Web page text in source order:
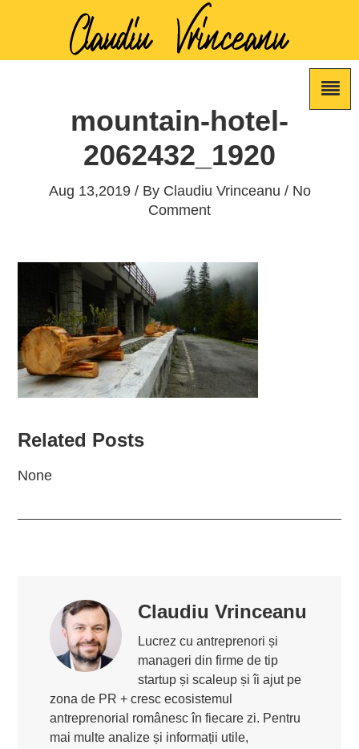
mountain-hotel-
2062432_1920
Aug 13,2019 / By Claudiu Vrinceanu / No
Comment
Related Posts
None
Claudiu Vrinceanu
Lucrez cu antreprenori și
manageri din firme de tip
startup și scaleup și îi ajut pe
zona de PR + cresc ecosistemul
antreprenorial românesc în fiecare zi. Pentru
mai multe analize și informații utile,